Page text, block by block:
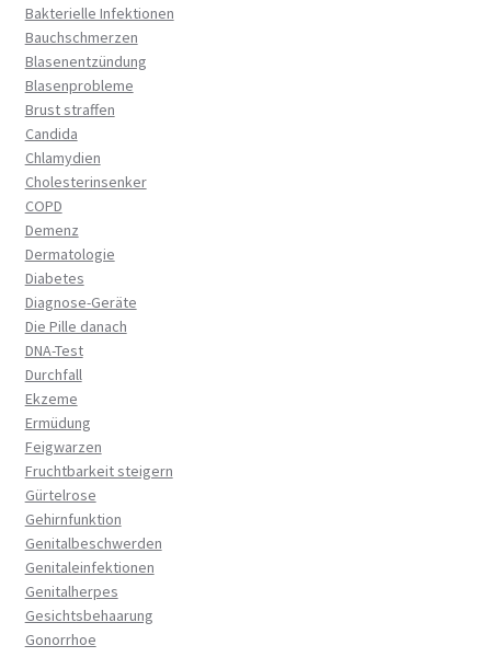
Bakterielle Infektionen
Bauchschmerzen
Blasenentzündung
Blasenprobleme
Brust straffen
Candida
Chlamydien
Cholesterinsenker
COPD
Demenz
Dermatologie
Diabetes
Diagnose-Geräte
Die Pille danach
DNA-Test
Durchfall
Ekzeme
Ermüdung
Feigwarzen
Fruchtbarkeit steigern
Gürtelrose
Gehirnfunktion
Genitalbeschwerden
Genitaleinfektionen
Genitalherpes
Gesichtsbehaarung
Gonorrhoe